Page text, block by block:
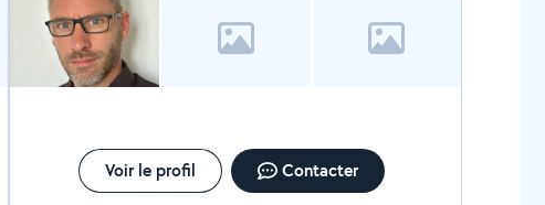
Voir le profil Contacter